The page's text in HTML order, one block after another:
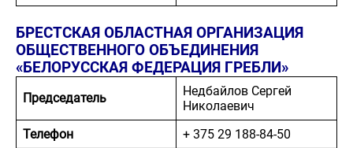
БРЕСТСКАЯ ОБЛАСТНАЯ ОРГАНИЗАЦИЯ
ОБЩЕСТВЕННОГО ОБЪЕДИНЕНИЯ
«БЕЛОРУССКАЯ ФЕДЕРАЦИЯ ГРЕБЛИ»
Председатель
Недбайлов Сергей
Николаевич
Телефон
+ 375 29 188-84-50